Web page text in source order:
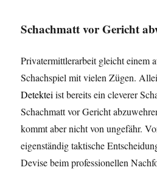
Schachmatt vor Gericht
Privatermittlerarbeit gleicht einem
Schachspiel mit vielen Zügen.
Detektei ist bereits ein cleverer
Schachmatt vor Gericht
kommt aber nicht von ungefähr.
eigenständig taktische
Devise beim professionellen